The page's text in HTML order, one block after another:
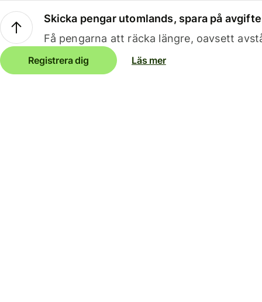
Skicka pengar utomlands, spara på
Få pengarna att räcka längre, oavsett
Registrera dig Läs mer